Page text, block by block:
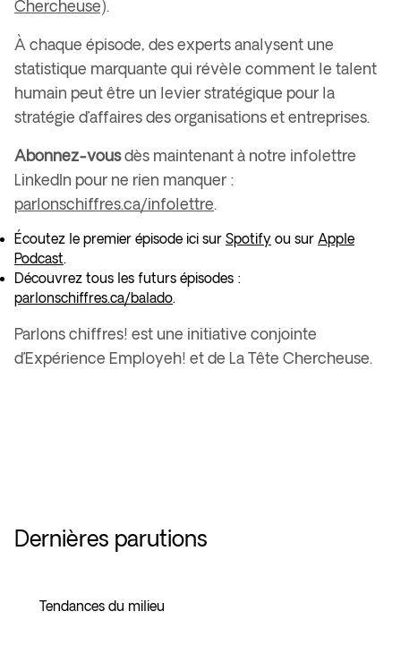
Chercheuse).
À chaque épisode, des experts analysent une
statistique marquante qui révèle comment le talent
humain peut être un levier stratégique pour la
stratégie d’affaires des organisations et entreprises.
Abonnez-vousdès maintenant à notre infolettre
LinkedIn pour ne rien manquer :
parlonschiffres.ca/infolettre.
Écoutez le premier épisode ici sur Spotify ou sur Apple
Podcast.
Découvrez tous les futurs épisodes :
parlonschiffres.ca/balado.
Parlons chiffres! est une initiative conjointe
d’Expérience Employeh! et de La Tête Chercheuse.
Dernières parutions
Tendances du milieu